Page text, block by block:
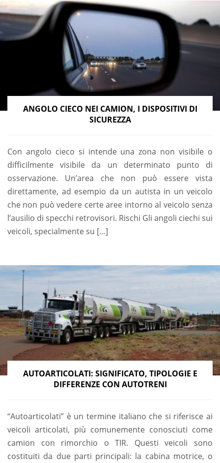
ANGOLO CIECO NEI CAMION, I DISPOSITIVI DI
SICUREZZA
Con angolo cieco si intende una zona non visibile o
difficilmente visibile da un determinato punto di
osservazione. Un’area che non può essere vista
direttamente, ad esempio da un autista in un veicolo
che non può vedere certe aree intorno al veicolo senza
l’ausilio di specchi retrovisori. Rischi Gli angoli ciechi sui
veicoli, specialmente su […]
AUTOARTICOLATI: SIGNIFICATO, TIPOLOGIE E
DIFFERENZE CON AUTOTRENI
“Autoarticolati” è un termine italiano che si riferisce ai
veicoli articolati, più comunemente conosciuti come
camion con rimorchio o TIR. Questi veicoli sono
costituiti da due parti principali: la cabina motrice, o